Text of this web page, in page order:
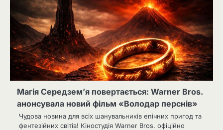
Магія Середзем’я повертається: Warner Bros.
анонсувала новий фільм «Володар перснів»
Чудова новина для всіх шанувальників епічних пригод та
фентезійних світів! Кіностудія Warner Bros. офіційно